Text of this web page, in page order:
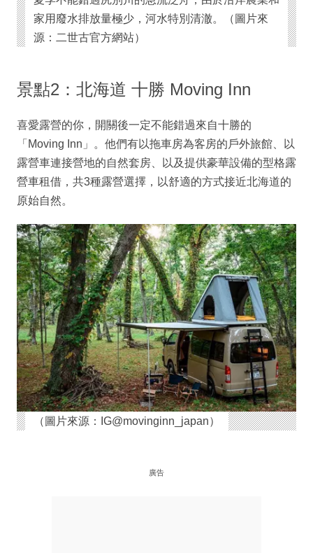
家用廢水排放量極少，河水特別清澈。（圖片來
源：二世古官方網站）
景點2：北海道 十勝 Moving Inn
喜愛露營的你，開關後一定不能錯過來自十勝的
「Moving Inn」。他們有以拖車房為客房的戶外旅館、以
露營車連接營地的自然套房、以及提供豪華設備的型格露
營車租借，共3種露營選擇，以舒適的方式接近北海道的
原始自然。
（圖片來源：IG@movinginn_japan）
廣告